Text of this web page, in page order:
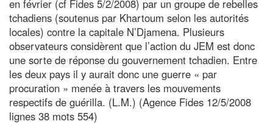
en février (cf Fides 5/2/2008) par un groupe de rebelles
tchadiens (soutenus par Khartoum selon les autorités
locales) contre la capitale N’Djamena. Plusieurs
observateurs considèrent que l’action du JEM est donc
une sorte de réponse du gouvernement tchadien. Entre
les deux pays il y aurait donc une guerre « par
procuration » menée à travers les mouvements
respectifs de guérilla. (L.M.) (Agence Fides 12/5/2008
lignes 38 mots 554)